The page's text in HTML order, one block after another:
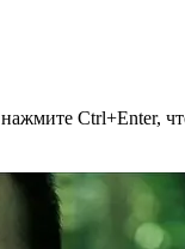
Ctrl+Enter,